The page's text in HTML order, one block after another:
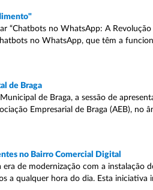
“Chatbots no WhatsApp: A
no WhatsApp, que têm a
de Braga
de Braga, a sessão de
Empresarial de Braga (AEB), no
no Bairro Comercial Digital
de modernização com a instalação
a qualquer hora do dia. Esta iniciativa